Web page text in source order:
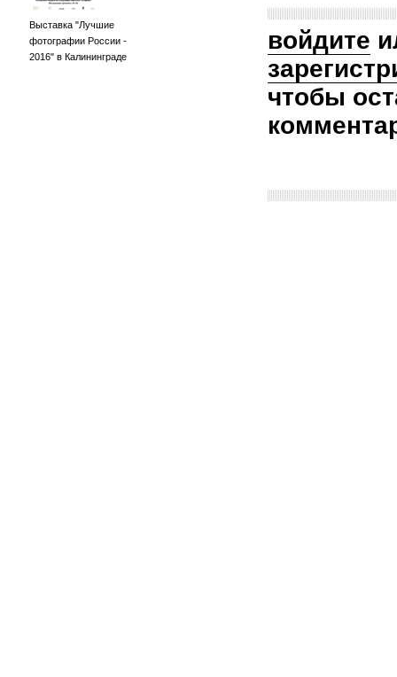
Выставка "Лучшие
фотографии России -
2016" в Калининграде
войдите
чтобы